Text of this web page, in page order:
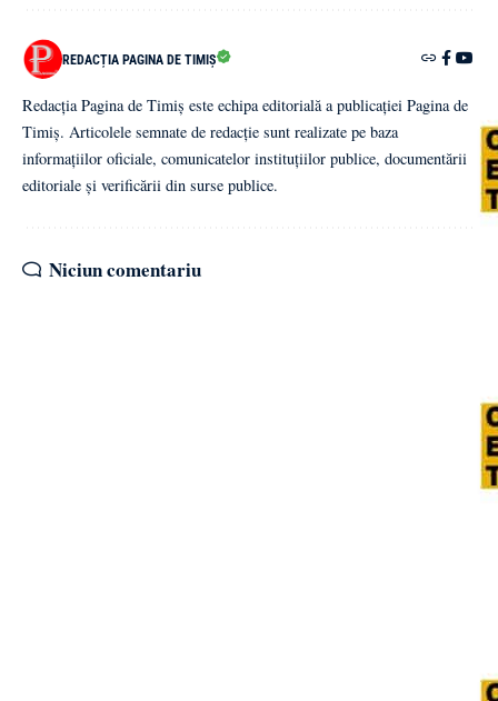
REDACȚIA PAGINA DE TIMIȘ
Redacția Pagina de Timiș este echipa editorială a publicației Pagina de
Timiș. Articolele semnate de redacție sunt realizate pe baza
informațiilor oficiale, comunicatelor instituțiilor publice, documentării
editoriale și verificării din surse publice.
Niciun comentariu